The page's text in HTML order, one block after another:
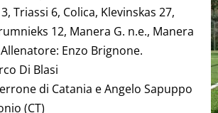
Triassi 6, Colica, Klevinskas 27,
12, Manera G. n.e., Manera
Enzo Brignone.
Di Blasi
di Catania e Angelo Sapuppo
(CT)